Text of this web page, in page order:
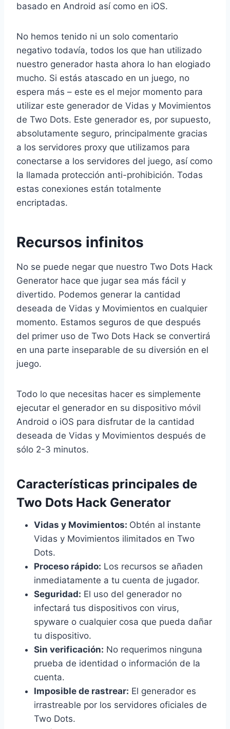
basado en Android así como en iOS.
No hemos tenido ni un solo comentario
negativo todavía, todos los que han utilizado
nuestro generador hasta ahora lo han elogiado
mucho. Si estás atascado en un juego, no
espera más – este es el mejor momento para
utilizar este generador de Vidas y Movimientos
de Two Dots. Este generador es, por supuesto,
absolutamente seguro, principalmente gracias
a los servidores proxy que utilizamos para
conectarse a los servidores del juego, así como
la llamada protección anti-prohibición. Todas
estas conexiones están totalmente
encriptadas.
Recursos infinitos
No se puede negar que nuestro Two Dots Hack
Generator hace que jugar sea más fácil y
divertido. Podemos generar la cantidad
deseada de Vidas y Movimientos en cualquier
momento. Estamos seguros de que después
del primer uso de Two Dots Hack se convertirá
en una parte inseparable de su diversión en el
juego.
Todo lo que necesitas hacer es simplemente
ejecutar el generador en su dispositivo móvil
Android o iOS para disfrutar de la cantidad
deseada de Vidas y Movimientos después de
sólo 2-3 minutos.
Características principales de
Two Dots Hack Generator
Vidas y Movimientos: Obtén al instante
Vidas y Movimientos ilimitados en Two
Dots.
Proceso rápido: Los recursos se añaden
inmediatamente a tu cuenta de jugador.
Seguridad: El uso del generador no
infectará tus dispositivos con virus,
spyware o cualquier cosa que pueda dañar
tu dispositivo.
Sin verificación: No requerimos ninguna
prueba de identidad o información de la
cuenta.
Imposible de rastrear: El generador es
irrastreable por los servidores oficiales de
Two Dots.